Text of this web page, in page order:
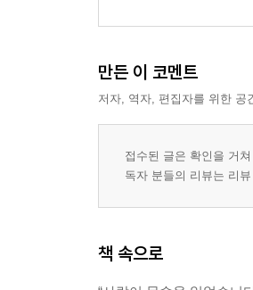
만든 이 코멘트
저자, 역자, 편집자를 위한 공
접수된 글은 확인을 거
독자 분들의 리뷰는 리
책 속으로